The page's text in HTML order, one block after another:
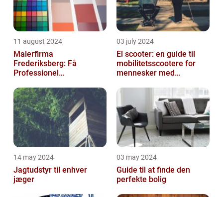
11 august 2024
Malerfirma
Frederiksberg: Få
Professionel
eller virksomhed
03 july 2024
El scooter: en guide til
mobilitetsscootere for
mennesker med
14 may 2024
Jagtudstyr til enhver
jæger
03 may 2024
Guide til at finde den
perfekte bolig